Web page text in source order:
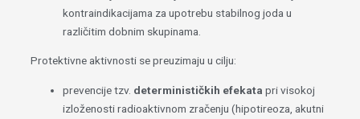
kontraindikacijama za upotrebu stabilnog joda u
različitim dobnim skupinama.
Protektivne aktivnosti se preuzimaju u cilju:
prevencije tzv. determinističkih efekata pri visokoj
izloženosti radioaktivnom zračenju (hipotireoza, akutni